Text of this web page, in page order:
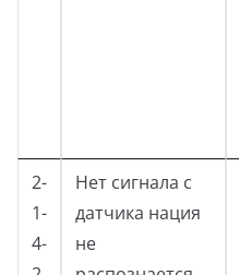
2-
1-
4-
Нет сигнала с
датчика нация
не